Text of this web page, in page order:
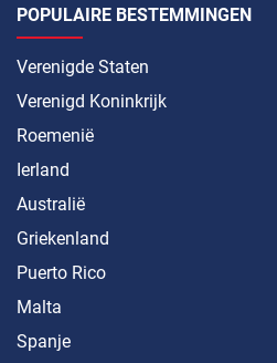
POPULAIRE BESTEMMINGEN
Verenigde Staten
Verenigd Koninkrijk
Roemenië
Ierland
Australië
Griekenland
Puerto Rico
Malta
Spanje